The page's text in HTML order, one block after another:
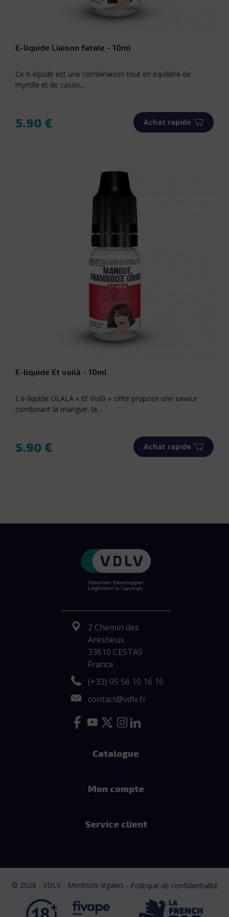
E-liquide Liaison fatale - 10ml
Ce e-liquide est une combinaison tout en équilibre de
myrtille et de cassis,...
Prix
5.90 € Achat rapide
E-liquide Et voilà - 10ml
L'e-liquide OLALA « Et Voilà » offre propose une saveur
combinant la mangue, la...
Prix
5.90 € Achat rapide
2 Chemin des
Arestieux
33610 CESTAS
France
(+33) 05 56 10 16 16
contact@vdlv.fr
Catalogue
Mon compte
Service client
© 2026 - VDLV - Mentions légales - Politique de confidentialité